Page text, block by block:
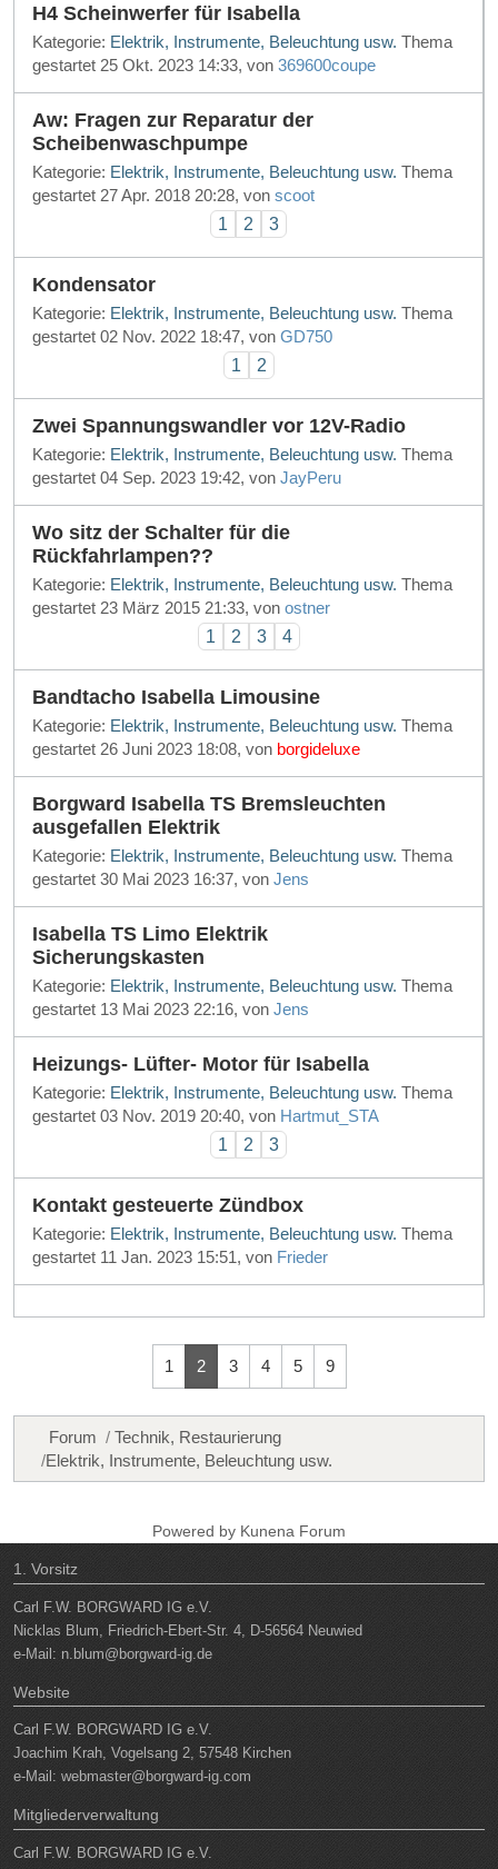
H4 Scheinwerfer für Isabella
Kategorie: Elektrik, Instrumente, Beleuchtung usw. Thema
gestartet 25 Okt. 2023 14:33, von 369600coupe
Aw: Fragen zur Reparatur der
Scheibenwaschpumpe
Kategorie: Elektrik, Instrumente, Beleuchtung usw. Thema
gestartet 27 Apr. 2018 20:28, von scoot
1
2 3
Kondensator
Kategorie: Elektrik, Instrumente, Beleuchtung usw. Thema
gestartet 02 Nov. 2022 18:47, von GD750
1
2
Zwei Spannungswandler vor 12V-Radio
Kategorie: Elektrik, Instrumente, Beleuchtung usw. Thema
gestartet 04 Sep. 2023 19:42, von JayPeru
Wo sitz der Schalter für die
Rückfahrlampen??
Kategorie: Elektrik, Instrumente, Beleuchtung usw. Thema
gestartet 23 März 2015 21:33, von ostner
1
2 3 4
Bandtacho Isabella Limousine
Kategorie: Elektrik, Instrumente, Beleuchtung usw. Thema
gestartet 26 Juni 2023 18:08, von borgideluxe
Borgward Isabella TS Bremsleuchten
ausgefallen Elektrik
Kategorie: Elektrik, Instrumente, Beleuchtung usw. Thema
gestartet 30 Mai 2023 16:37, von Jens
Isabella TS Limo Elektrik
Sicherungskasten
Kategorie: Elektrik, Instrumente, Beleuchtung usw. Thema
gestartet 13 Mai 2023 22:16, von Jens
Heizungs- Lüfter- Motor für Isabella
Kategorie: Elektrik, Instrumente, Beleuchtung usw. Thema
gestartet 03 Nov. 2019 20:40, von Hartmut_STA
1
2 3
Kontakt gesteuerte Zündbox
Kategorie: Elektrik, Instrumente, Beleuchtung usw. Thema
gestartet 11 Jan. 2023 15:51, von Frieder
1 2 3 4 5 9
Forum
Technik, Restaurierung
Elektrik, Instrumente, Beleuchtung usw.
Powered by Kunena Forum
1. Vorsitz
Carl F.W. BORGWARD IG e.V.
Nicklas Blum, Friedrich-Ebert-Str. 4, D-56564 Neuwied
e-Mail: n.blum@borgward-ig.de
Website
Carl F.W. BORGWARD IG e.V.
Joachim Krah, Vogelsang 2, 57548 Kirchen
e-Mail: webmaster@borgward-ig.com
Mitgliederverwaltung
Carl F.W. BORGWARD IG e.V.